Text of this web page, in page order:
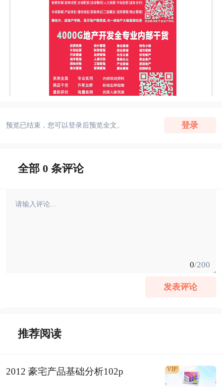
预览已结束，您可以登录后预览全文。 登录
全部 0 条评论
0/200
发表评论
推荐阅读
2012 豪宅产品基础分析102p VIP